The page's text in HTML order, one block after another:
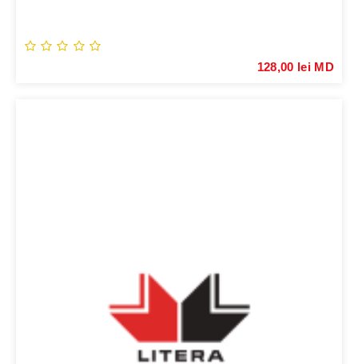
128,00 lei MD